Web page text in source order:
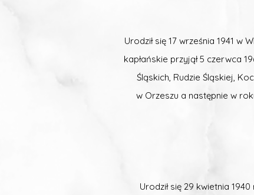
Urodził się 17 września 1941
kapłańskie przyjął 5 czerwca
Śląskich, Rudzie Śląskiej,
w Orzeszu a następnie w
Urodził się 29 kwietnia